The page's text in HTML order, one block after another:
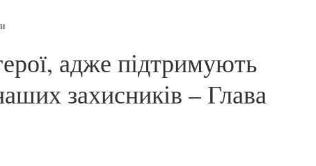
адже підтримують
захисників – Глава